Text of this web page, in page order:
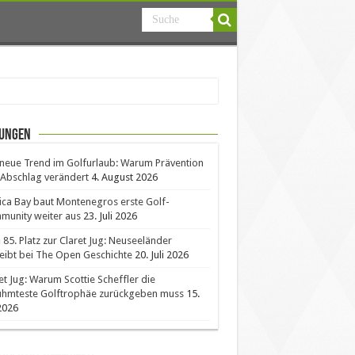
Trend im Golfurlaub: Warum Prävention
verändert 4. August 2026
Bay baut Montenegros erste Golf-
weiter aus 23. Juli 2026
85. Platz zur Claret Jug: Neuseeländer
bei The Open Geschichte 20. Juli 2026
Jug: Warum Scottie Scheffler die
Golftrophäe zurückgeben muss 15.